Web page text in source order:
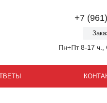
+7
Пн÷Пт 8-17 ч.,